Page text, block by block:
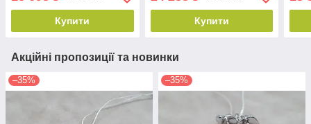
Купити Купити
Акційні пропозиції та новинки
–35% –35%